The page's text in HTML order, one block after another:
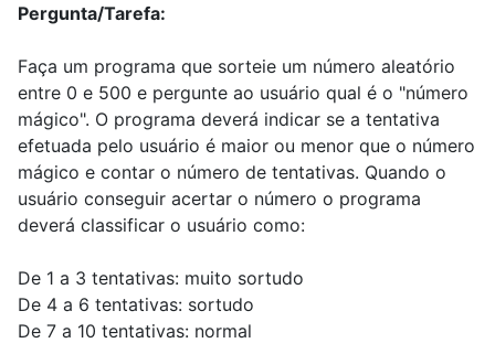
Pergunta/Tarefa:
Faça um programa que sorteie um número aleatório
entre 0 e 500 e pergunte ao usuário qual é o "número
mágico". O programa deverá indicar se a tentativa
efetuada pelo usuário é maior ou menor que o número
mágico e contar o número de tentativas. Quando o
usuário conseguir acertar o número o programa
deverá classificar o usuário como:
De 1 a 3 tentativas: muito sortudo
De 4 a 6 tentativas: sortudo
De 7 a 10 tentativas: normal